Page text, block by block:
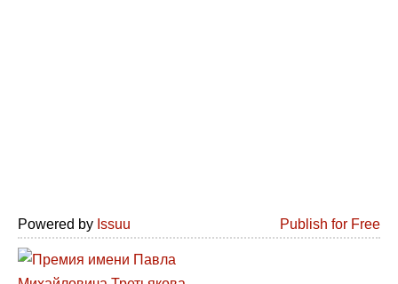
Powered by Issuu Publish for Free